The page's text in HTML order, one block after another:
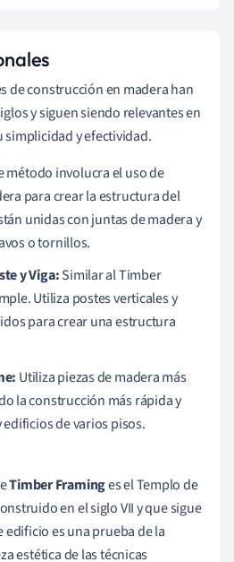
de construcción en madera han
y siguen siendo relevantes en
simplicidad y efectividad.
método involucra el uso de
para crear la estructura del
unidas con juntas de madera y
o tornillos.
y Viga:Similar al Timber
Utiliza postes verticales y
para crear una estructura
Utiliza piezas de madera más
la construcción más rápida y
edificios de varios pisos.
Timber Framinges el Templo de
en el siglo VII y que sigue
edificio es una prueba de la
estética de las técnicas